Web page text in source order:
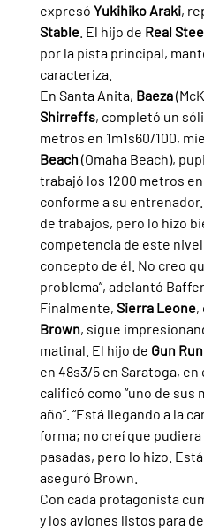
expresó Yukihiko Araki,
Stable. El hijo de Real
por la pista principal,
caracteriza.
En Santa Anita, Baeza
Shirreffs, completó un
metros en 1m1s60/100,
Beach (Omaha Beach),
trabajó los 1200 metros en
conforme a su
de trabajos, pero lo hizo
competencia de este
concepto de él. No creo
problema”, adelantó
Finalmente, Sierra Leone,
Brown, sigue
matinal. El hijo de Gun
en 48s3/5 en Saratoga,
calificó como “uno de sus
año”. “Está llegando a la
forma; no creí que
pasadas, pero lo hizo.
aseguró Brown.
Con cada protagonista
y los aviones listos para